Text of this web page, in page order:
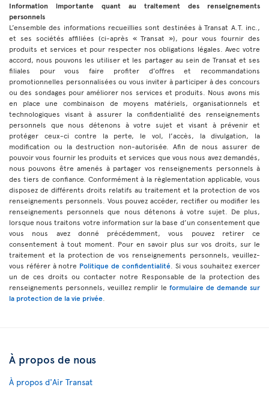
Information importante quant au traitement des renseignements
personnels
L’ensemble des informations recueillies sont destinées à Transat A.T. inc.,
et ses sociétés affiliées (ci-après « Transat »), pour vous fournir des
produits et services et pour respecter nos obligations légales. Avec votre
accord, nous pouvons les utiliser et les partager au sein de Transat et ses
filiales pour vous faire profiter d’offres et recommandations
promotionnelles personnalisées ou vous inviter à participer à des concours
ou des sondages pour améliorer nos services et produits. Nous avons mis
en place une combinaison de moyens matériels, organisationnels et
technologiques visant à assurer la confidentialité des renseignements
personnels que nous détenons à votre sujet et visant à prévenir et
protéger ceux-ci contre la perte, le vol, l’accès, la divulgation, la
modification ou la destruction non-autorisée. Afin de nous assurer de
pouvoir vous fournir les produits et services que vous nous avez demandés,
nous pouvons être amenés à partager vos renseignements personnels à
des tiers de confiance. Conformément à la règlementation applicable, vous
disposez de différents droits relatifs au traitement et la protection de vos
renseignements personnels. Vous pouvez accéder, rectifier ou modifier les
renseignements personnels que nous détenons à votre sujet. De plus,
lorsque nous traitons votre information sur la base d’un consentement que
vous nous avez donné précédemment, vous pouvez retirer ce
consentement à tout moment. Pour en savoir plus sur vos droits, sur le
traitement et la protection de vos renseignements personnels, veuillez-
vous référer à notre Politique de confidentialité. Si vous souhaitez exercer
un de ces droits ou contacter notre Responsable de la protection des
renseignements personnels, veuillez remplir le formulaire de demande sur
la protection de la vie privée
À propos de nous
À propos d'Air Transat